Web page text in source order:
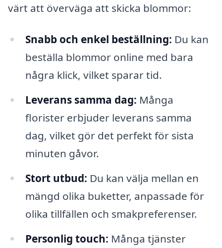
värt att överväga att skicka blommor:
Snabb och enkel beställning: Du kan
beställa blommor online med bara
några klick, vilket sparar tid.
Leverans samma dag: Många
florister erbjuder leverans samma
dag, vilket gör det perfekt för sista
minuten gåvor.
Stort utbud: Du kan välja mellan en
mängd olika buketter, anpassade för
olika tillfällen och smakpreferenser.
Personlig touch: Många tjänster